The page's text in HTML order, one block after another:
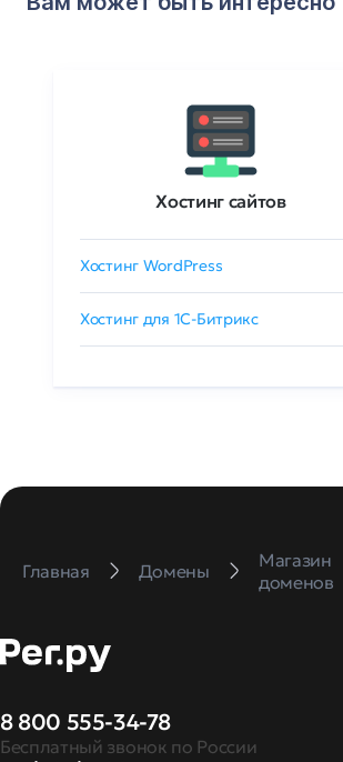
Хостинг сайтов
Хостинг WordPress
Хостинг для 1C-Битрикс
Главная Домены
Магазин
доменов
8 800 555-34-78
Бесплатный звонок по России